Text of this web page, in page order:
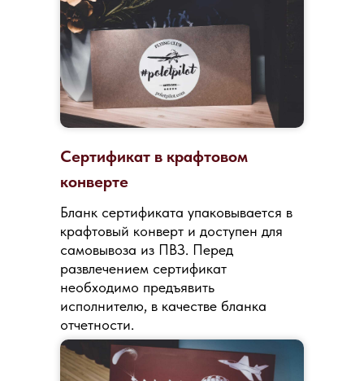
Сертификат в крафтовом
конверте
Бланк сертификата упаковывается в
крафтовый конверт и доступен для
самовывоза из ПВЗ. Перед
развлечением сертификат
необходимо предъявить
исполнителю, в качестве бланка
отчетности.